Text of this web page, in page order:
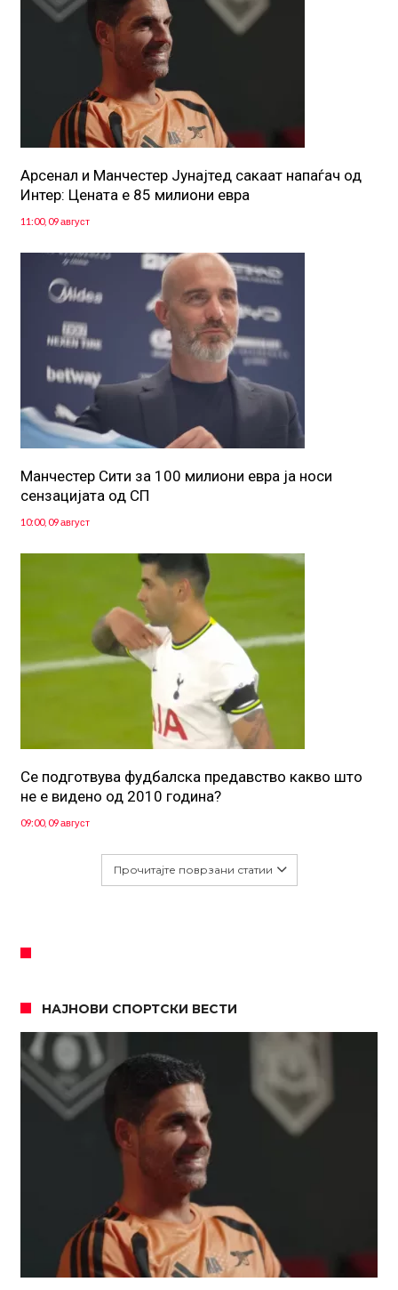
Арсенал и Манчестер Јунајтед сакаат напаѓач од
Интер: Цената е 85 милиони евра
11:00, 09 август
Манчестер Сити за 100 милиони евра ја носи
сензацијата од СП
10:00, 09 август
Се подготвува фудбалска предавство какво што
не е видено од 2010 година?
09:00, 09 август
Прочитајте поврзани статии
НАЈНОВИ СПОРТСКИ ВЕСТИ